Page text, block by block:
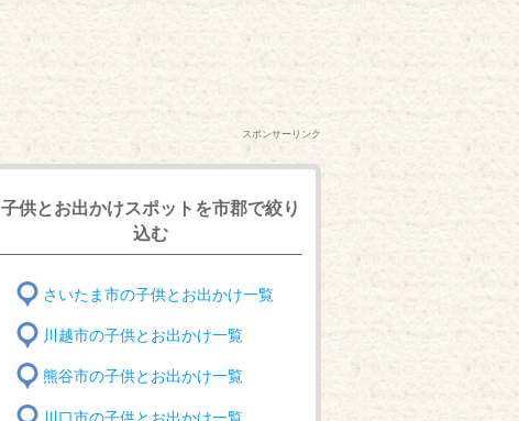
スポンサーリンク
子供とお出かけスポットを市郡で絞り
込む
さいたま市の子供とお出かけ一覧
川越市の子供とお出かけ一覧
熊谷市の子供とお出かけ一覧